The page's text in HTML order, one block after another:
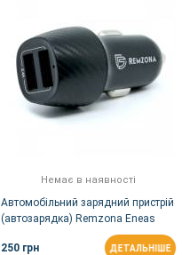
Немає в наявності
Автомобільний зарядний пристрій
(автозарядка) Remzona Eneas
12W |2USB, 2,4 A, 12W| Чорний
250 грн
ДЕТАЛЬНІШЕ